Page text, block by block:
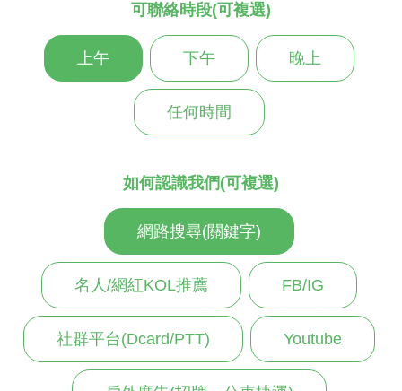
可聯絡時段(可複選)
上午 下午 晚上
任何時間
如何認識我們(可複選)
網路搜尋(關鍵字)
名人/網紅KOL推薦 FB/IG
社群平台(Dcard/PTT) Youtube